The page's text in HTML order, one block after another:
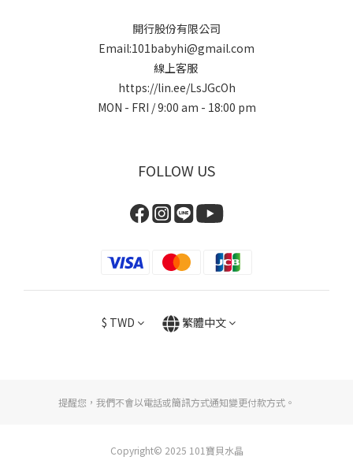
開行股份有限公司
Email:101babyhi@gmail.com
線上客服
https://lin.ee/LsJGcOh
MON - FRI / 9:00 am - 18:00 pm
FOLLOW US
$ TWD 繁體中文
提醒您，我們不會以電話或簡訊方式通知變更付款方式。
Copyright© 2025 101寶貝水晶